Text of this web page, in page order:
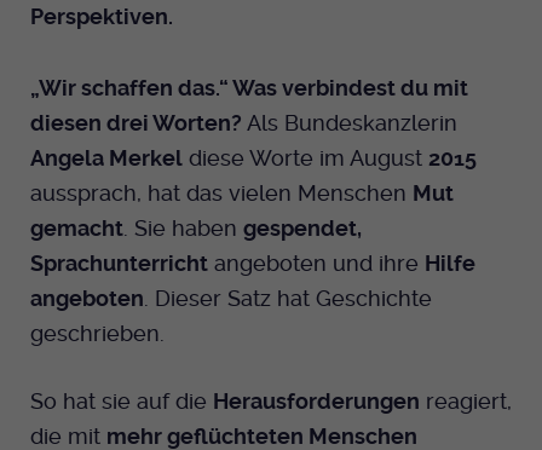
Perspektiven.
„Wir schaffen das.“ Was verbindest du mit
diesen drei Worten? Als Bundeskanzlerin
Angela Merkel diese Worte im August 2015
aussprach, hat das vielen Menschen Mut
gemacht . Sie haben gespendet,
Sprachunterricht angeboten und ihre Hilfe
angeboten . Dieser Satz hat Geschichte
geschrieben.
So hat sie auf die Herausforderungen reagiert,
die mit mehr geflüchteten Menschen
bearbeiten darf.
Anbieter EKHN
Laufzeit Ende der Sitzung
Frontend eingelogged ist und die Seite
Laufzeit 13 Monate
Name _pk_ses.424
Laufzeit 30 Minuten
Marketing
Name _fbp
Anbieter Facebook Ireland Limited
Laufzeit 3 Monate
Cookie-Informationen anzeigen
Youtube
Facebook
Instagram